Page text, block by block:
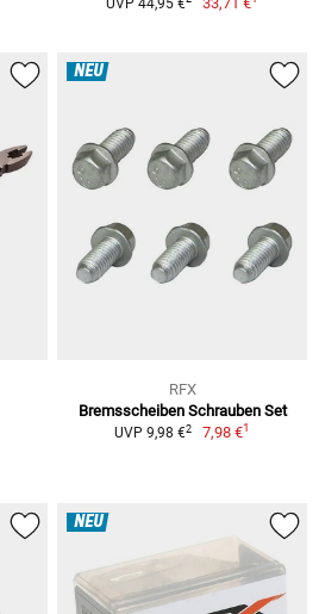
NEU
RFX
Bremsscheiben Schrauben Set
UVP 9,98 €2 7,98 €1
NEU